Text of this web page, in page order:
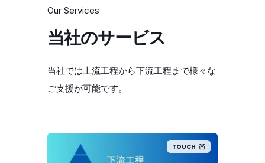
Our Services
当社のサービス
当社では上流工程から下流工程まで様々な
ご支援が可能です。
TOUCH